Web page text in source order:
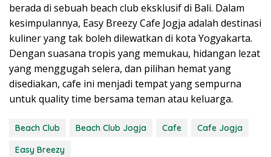
berada di sebuah beach club eksklusif di Bali. Dalam
kesimpulannya, Easy Breezy Cafe Jogja adalah destinasi
kuliner yang tak boleh dilewatkan di kota Yogyakarta.
Dengan suasana tropis yang memukau, hidangan lezat
yang menggugah selera, dan pilihan hemat yang
disediakan, cafe ini menjadi tempat yang sempurna
untuk quality time bersama teman atau keluarga.
Beach Club Beach Club Jogja Cafe
Cafe Jogja
Easy Breezy